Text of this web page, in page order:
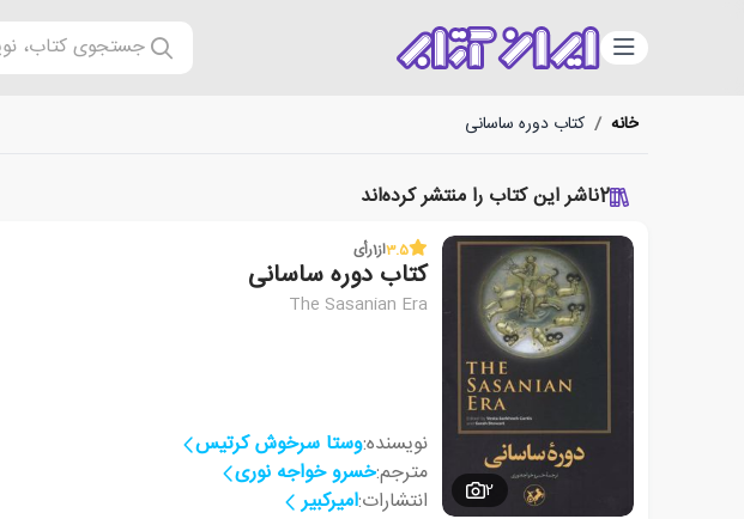
دسته‌بندی جستجوی کتاب،
خانه / کتاب دوره ساسانی
2ناشر این کتاب را منتشر کرده‌اند
2
3.5از1رأی
کتاب دوره ساسانی
The Sasanian Era
نویسنده:وستا سرخوش کرتیس
مترجم:خسرو خواجه نوری
انتشارات:امیرکبیر